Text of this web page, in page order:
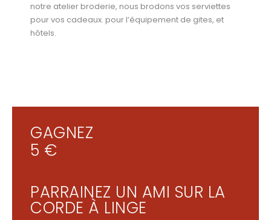
notre atelier broderie, nous brodons vos serviettes
pour vos cadeaux. pour l’équipement de gites, et
hôtels.
GAGNEZ
5 €
PARRAINEZ UN AMI SUR LA
CORDE À LINGE